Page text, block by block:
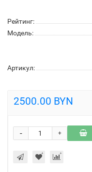
Рейтинг:
Модель:
Артикул:
2500.00 BYN
+
-